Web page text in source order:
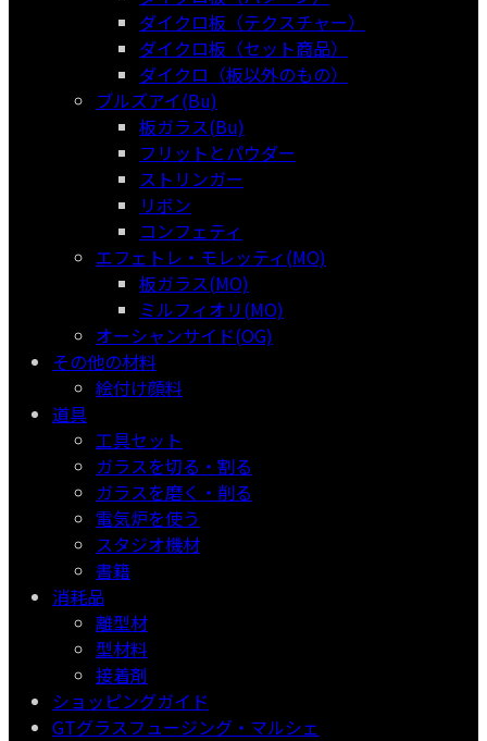
ダイクロ板（テクスチャー）
ダイクロ板（セット商品）
ダイクロ（板以外のもの）
ブルズアイ(Bu)
板ガラス(Bu)
フリットとパウダー
ストリンガー
リボン
コンフェティ
エフェトレ・モレッティ(MO)
板ガラス(MO)
ミルフィオリ(MO)
オーシャンサイド(OG)
その他の材料
絵付け顔料
道具
工具セット
ガラスを切る・割る
ガラスを磨く・削る
電気炉を使う
スタジオ機材
書籍
消耗品
離型材
型材料
接着剤
ショッピングガイド
GTグラスフュージング・マルシェ